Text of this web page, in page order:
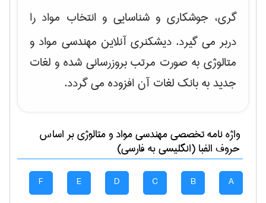
گری، جوشکاری و شناسایی و انتخاب مواد را
دربر می گیرد. دیشکنری آنلاین مهندسی مواد و
متالوژی به صورت مرتب بروزرسانی شده و لغات
جدید به بانک لغات آن افزوده می گردد.
واژه نامه تخصصیمهندسی مواد و متالوژیبر اساس
حروف الفبا (انگلیسی به فارسی)
A
B
C
D
E
F